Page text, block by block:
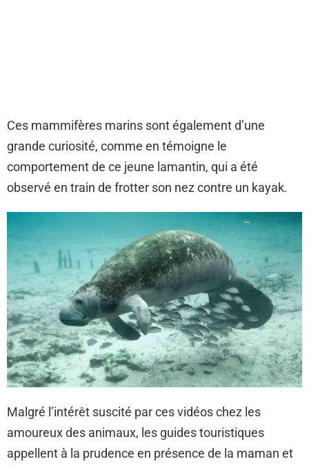
Ces mammifères marins sont également d’une
grande curiosité, comme en témoigne le
comportement de ce jeune lamantin, qui a été
observé en train de frotter son nez contre un kayak.
Malgré l’intérêt suscité par ces vidéos chez les
amoureux des animaux, les guides touristiques
appellent à la prudence en présence de la maman et